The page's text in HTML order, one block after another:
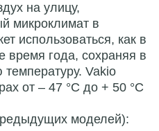
на улицу,
микроклимат в
использоваться, как в
время года, сохраняя в
Vakio
от – 47 °С до + 50 °С
моделей):